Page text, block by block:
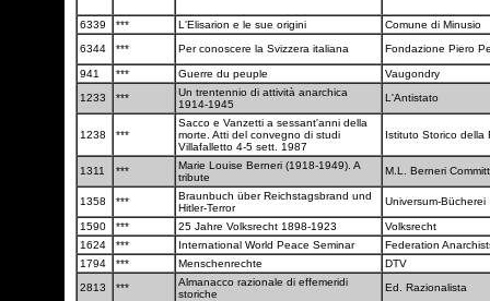
6339 *** L'Elisarion e le sue origini
Comune di Minusio
6344
*** Per conoscere la Svizzera italiana Fondazione Piero
941 *** Guerre du peuple
Vaugondry
1233
***
Un trentennio di attività anarchica
1914-1945
L'Antistato
1238 ***
Sacco e Vanzetti a sessant'anni della
morte. Atti del convegno di studi
Villafalletto 4-5 sett. 1987
Istituto Storico della
1311 ***
Marie Louise Berneri (1918-1949). A
tribute
M.L. Berneri
1358 ***
Braunbuch über Reichstagsbrand und
Hitler-Terror
Universum-Bücherei
1590 *** 25 Jahre Volksrecht 1898-1923
Volksrecht
1624
*** International World Peace Seminar
Federation
1794
*** Menschenrechte
DTV
2813
***
Almanacco razionale di effemeridi
storiche
Ed. Razionalista